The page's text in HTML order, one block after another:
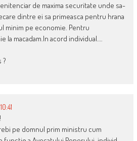
de maxima securitate unde sa-
dintre ei sa primeasca pentru hrana
minim pe economie. Pentru
la macadam.In acord individual….
?
pe domnul prim ministru cum